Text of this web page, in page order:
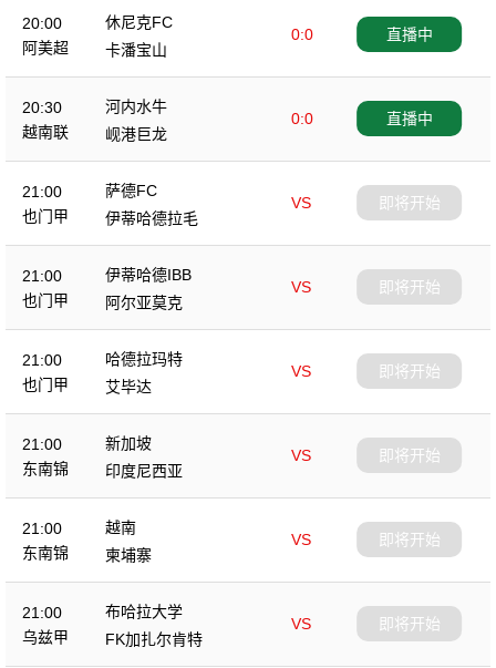
20:00
阿美超
休尼克FC
0:0
卡潘宝山
直播中
20:30
越南联
河内水牛
0:0
岘港巨龙
直播中
21:00
也门甲
萨德FC
VS
伊蒂哈德拉毛
即将开始
21:00
也门甲
伊蒂哈德IBB
VS
阿尔亚莫克
即将开始
21:00
也门甲
哈德拉玛特
VS
艾毕达
即将开始
21:00
东南锦
新加坡
VS
印度尼西亚
即将开始
21:00
东南锦
越南
VS
柬埔寨
即将开始
21:00
乌兹甲
布哈拉大学
VS
FK加扎尔肯特
即将开始